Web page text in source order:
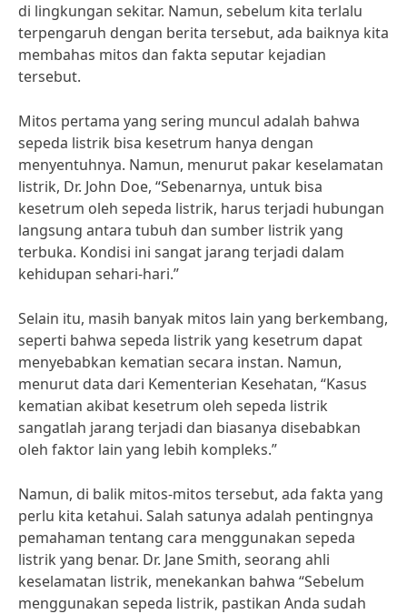
di lingkungan sekitar. Namun, sebelum kita terlalu
terpengaruh dengan berita tersebut, ada baiknya kita
membahas mitos dan fakta seputar kejadian
tersebut.
Mitos pertama yang sering muncul adalah bahwa
sepeda listrik bisa kesetrum hanya dengan
menyentuhnya. Namun, menurut pakar keselamatan
listrik, Dr. John Doe, “Sebenarnya, untuk bisa
kesetrum oleh sepeda listrik, harus terjadi hubungan
langsung antara tubuh dan sumber listrik yang
terbuka. Kondisi ini sangat jarang terjadi dalam
kehidupan sehari-hari.”
Selain itu, masih banyak mitos lain yang berkembang,
seperti bahwa sepeda listrik yang kesetrum dapat
menyebabkan kematian secara instan. Namun,
menurut data dari Kementerian Kesehatan, “Kasus
kematian akibat kesetrum oleh sepeda listrik
sangatlah jarang terjadi dan biasanya disebabkan
oleh faktor lain yang lebih kompleks.”
Namun, di balik mitos-mitos tersebut, ada fakta yang
perlu kita ketahui. Salah satunya adalah pentingnya
pemahaman tentang cara menggunakan sepeda
listrik yang benar. Dr. Jane Smith, seorang ahli
keselamatan listrik, menekankan bahwa “Sebelum
menggunakan sepeda listrik, pastikan Anda sudah